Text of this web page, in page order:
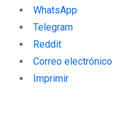
WhatsApp
Telegram
Reddit
Correo electrónico
Imprimir